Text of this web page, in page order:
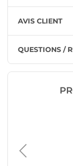
AVIS CLIENT
QUESTIONS /